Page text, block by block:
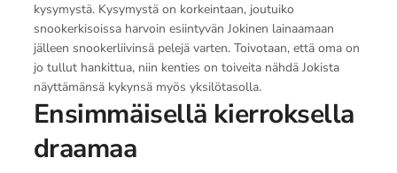
kysymystä. Kysymystä on korkeintaan, joutuiko
snookerkisoissa harvoin esiintyvän Jokinen lainaamaan
jälleen snookerliivinsä pelejä varten. Toivotaan, että oma on
jo tullut hankittua, niin kenties on toiveita nähdä Jokista
näyttämänsä kykynsä myös yksilötasolla.
Ensimmäisellä kierroksella
draamaa